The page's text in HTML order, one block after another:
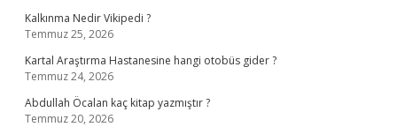
Kalkınma Nedir Vikipedi ?
Temmuz 25, 2026
Kartal Araştırma Hastanesine hangi otobüs gider ?
Temmuz 24, 2026
Abdullah Öcalan kaç kitap yazmıştır ?
Temmuz 20, 2026